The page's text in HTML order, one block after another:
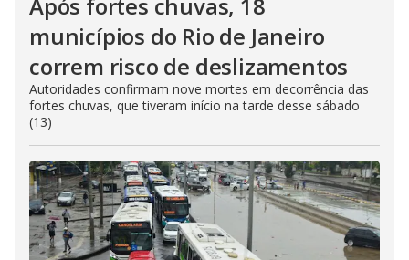
Após fortes chuvas, 18
municípios do Rio de Janeiro
correm risco de deslizamentos
Autoridades confirmam nove mortes em decorrência das
fortes chuvas, que tiveram início na tarde desse sábado
(13)